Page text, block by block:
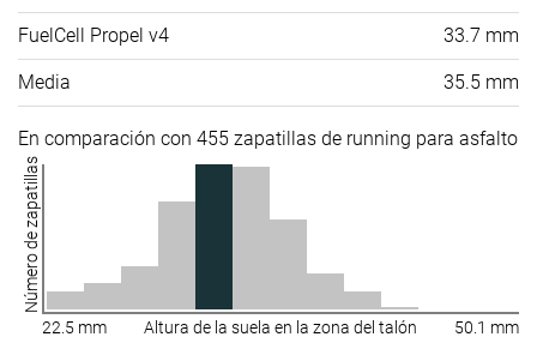
FuelCell Propel v4 33.7 mm
Media 35.5 mm
En comparación con 455 zapatillas de running para asfalto
Número de zapatillas
22.5 mm Altura de la suela en la zona del talón 50.1 mm